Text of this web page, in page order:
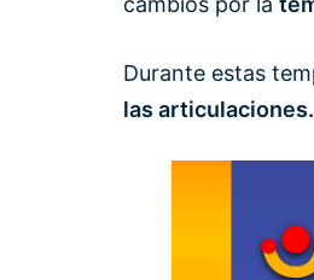
Durante estas
las articulaciones.